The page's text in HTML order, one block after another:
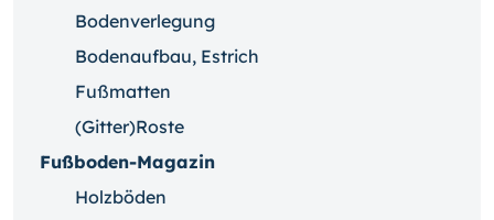
Bodenverlegung
Bodenaufbau, Estrich
Fußmatten
(Gitter)Roste
Fußboden-Magazin
Holzböden